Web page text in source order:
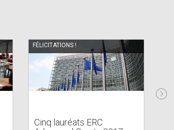
FÉLICITATIONS !
Cinq lauréats ERC